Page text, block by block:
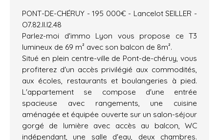
PONT-DE-CHÉRUY - 195 000€ - Lancelot SEILLER -
O7.82.II.I2.48
Parlez-moi d'immo Lyon vous propose ce T3
lumineux de 69 m² avec son balcon de 8m².
Situé en plein centre-ville de Pont-de-chéruy, vous
profiterez d'un accès privilégié aux commodités,
aux écoles, restaurants et boulangeries à pied.
L'appartement se compose d'une entrée
spacieuse avec rangements, une cuisine
aménagée et équipée ouverte sur un salon-séjour
gorgé de lumière avec accès au balcon, WC
indépendant, une salle d'eau, deux chambres.